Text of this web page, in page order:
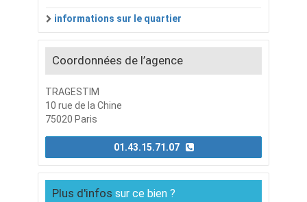
informations sur le quartier
Coordonnées de l’agence
TRAGESTIM
10 rue de la Chine
75020 Paris
Plus d'infos sur ce bien ?